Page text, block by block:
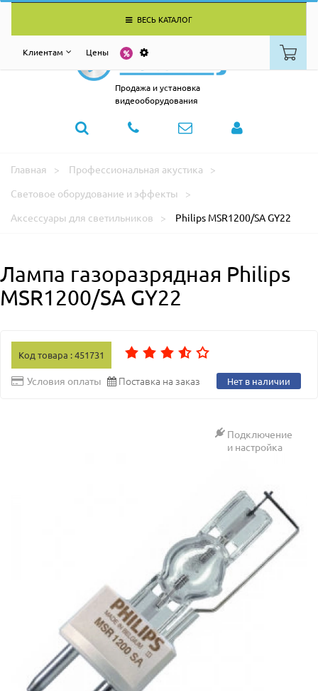
ВЕСЬ КАТАЛОГ
Клиентам Цены
Продажа и установка
видеооборудования
Главная
Профессиональная акустика
Световое оборудование и эффекты
Аксессуары для светильников
Philips MSR1200/SA GY22
Лампа газоразрядная Philips
MSR1200/SA GY22
Код товара : 451731
Условия оплаты Поставка на заказ Нет в наличии
Подключение
и настройка